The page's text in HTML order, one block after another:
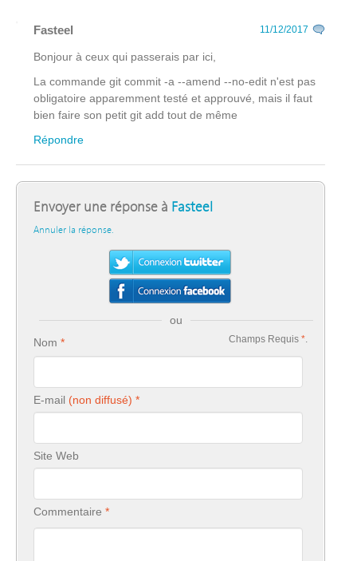
Fasteel 11/12/2017
Bonjour à ceux qui passerais par ici,
La commande git commit -a --amend --no-edit n'est pas
obligatoire apparemment testé et approuvé, mais il faut
bien faire son petit git add tout de même
Répondre
Envoyer une réponse à Fasteel
Annuler la réponse.
ou
Champs Requis *.
Nom
E-mail
Site Web
Commentaire